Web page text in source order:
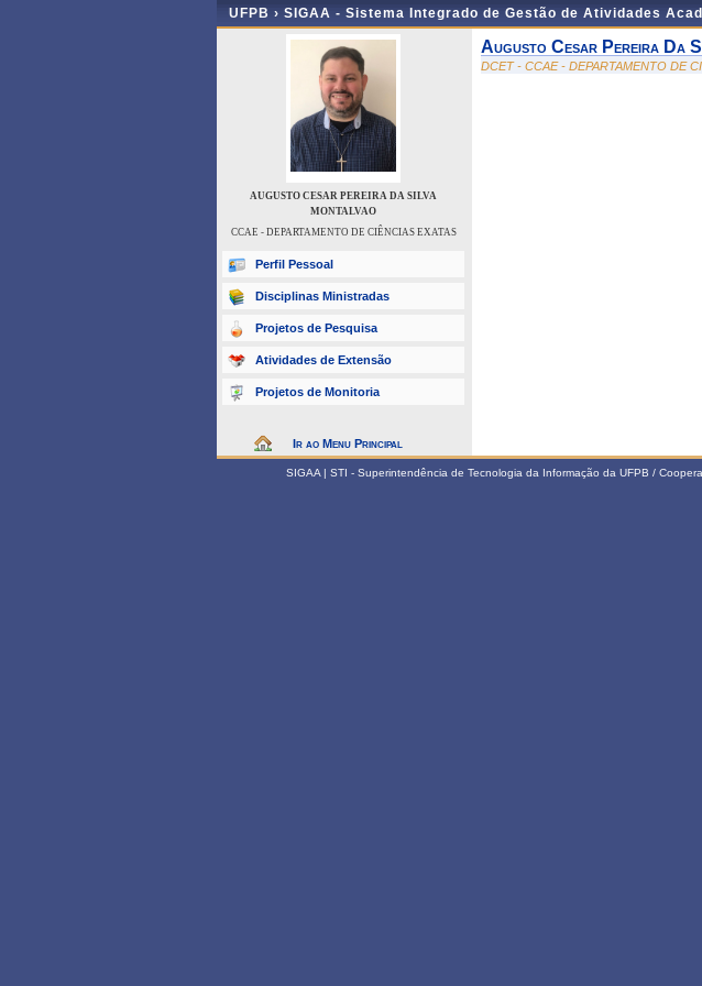
UFPB › SIGAA - Sistema Integrado de Gestão de Atividades
AUGUSTO CESAR PEREIRA DA SILVA
MONTALVAO
CCAE - DEPARTAMENTO DE CIÊNCIAS EXATAS
Perfil Pessoal
Disciplinas Ministradas
Projetos de Pesquisa
Atividades de Extensão
Projetos de Monitoria
Ir ao Menu Principal
Augusto Cesar Pereira Da
DCET - CCAE - DEPARTAMENTO DE
SIGAA | STI - Superintendência de Tecnologia da Informação da UFPB /